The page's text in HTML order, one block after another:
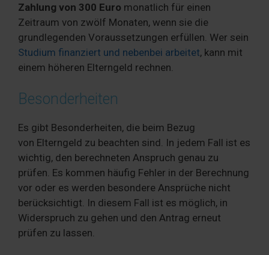
Zahlung von 300 Euro monatlich für einen
Zeitraum von zwölf Monaten, wenn sie die
grundlegenden Voraussetzungen erfüllen. Wer sein
Studium finanziert und nebenbei arbeitet, kann mit
einem höheren Elterngeld rechnen.
Besonderheiten
Es gibt Besonderheiten, die beim Bezug
von Elterngeld zu beachten sind. In jedem Fall ist es
wichtig, den berechneten Anspruch genau zu
prüfen. Es kommen häufig Fehler in der Berechnung
vor oder es werden besondere Ansprüche nicht
berücksichtigt. In diesem Fall ist es möglich, in
Widerspruch zu gehen und den Antrag erneut
prüfen zu lassen.